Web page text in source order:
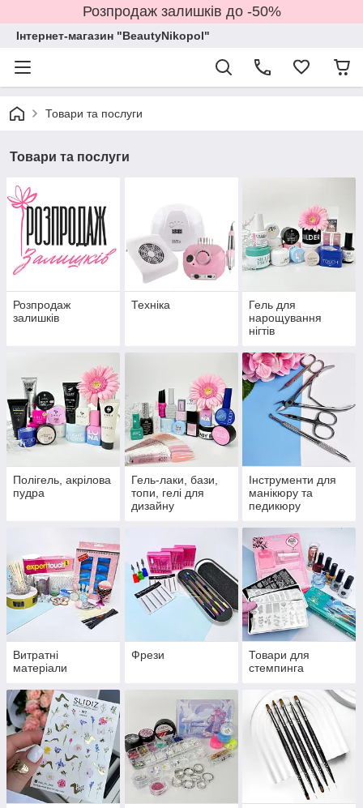
Розпродаж залишків до -50%
Інтернет-магазин "BeautyNikopol"
Товари та послуги
Товари та послуги
Розпродаж
залишків
Техніка
Гель для
нарощування
нігтів
Полігель, акрілова
пудра
Гель-лаки, бази,
топи, гелі для
дизайну
Інструменти для
манікюру та
педикюру
Витратні
матеріали
Фрези
Товари для
стемпинга